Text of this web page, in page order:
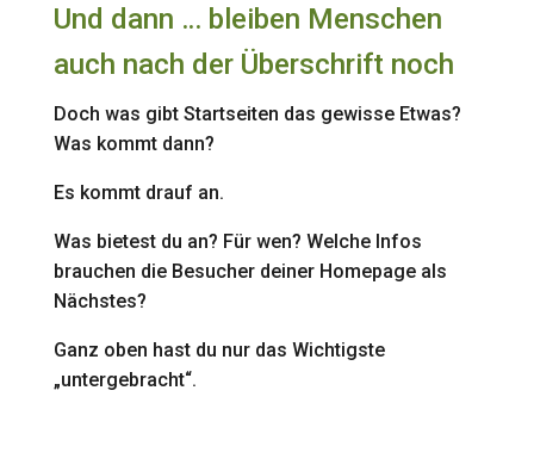
Und dann … bleiben Menschen
auch nach der Überschrift noch
Doch was gibt Startseiten das gewisse Etwas?
Was kommt dann?
Es kommt drauf an.
Was bietest du an? Für wen? Welche Infos
brauchen die Besucher deiner Homepage als
Nächstes?
Ganz oben hast du nur das Wichtigste
„untergebracht“.